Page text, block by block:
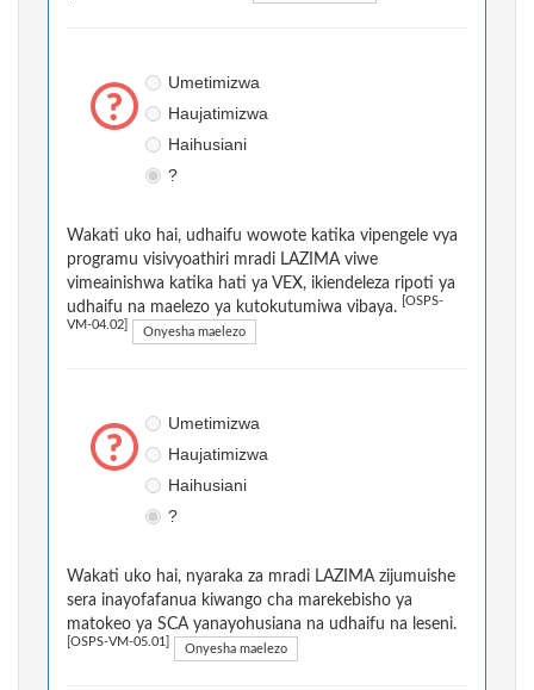
Umetimizwa
Haujatimizwa
Haihusiani
?
Wakati uko hai, udhaifu wowote katika vipengele vya
programu visivyoathiri mradi LAZIMA viwe
vimeainishwa katika hati ya VEX, ikiendeleza ripoti ya
udhaifu na maelezo ya kutokutumiwa vibaya.
[OSPS-
VM-04.02] Onyesha maelezo
Umetimizwa
Haujatimizwa
Haihusiani
?
Wakati uko hai, nyaraka za mradi LAZIMA zijumuishe
sera inayofafanua kiwango cha marekebisho ya
matokeo ya SCA yanayohusiana na udhaifu na leseni.
[OSPS-VM-05.01] Onyesha maelezo